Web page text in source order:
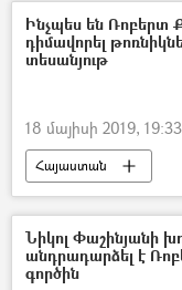
Ինչպես են Ռոբերտ
դիմավորել
տեսանյութ
18 մայիսի 2019, 19:33
Հայաստան
Նիկոլ Փաշինյանի
անդրադարձել է
գործին